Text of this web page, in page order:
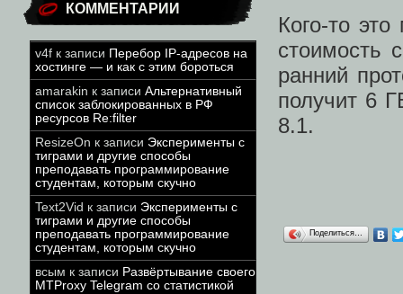
КОММЕНТАРИИ
v4f к записи Перебор IP-адресов на
хостинге — и как с этим бороться
amarakin к записи Альтернативный
список заблокированных в РФ
ресурсов Re:filter
ResizeOn к записи Эксперименты с
тиграми и другие способы
преподавать программирование
студентам, которым скучно
Text2Vid к записи Эксперименты с
тиграми и другие способы
преподавать программирование
студентам, которым скучно
всым к записи Развёртывание своего
MTProxy Telegram со статистикой
Кого-то
стоимость
ранний
получит 6
8.1.
Поделиться…